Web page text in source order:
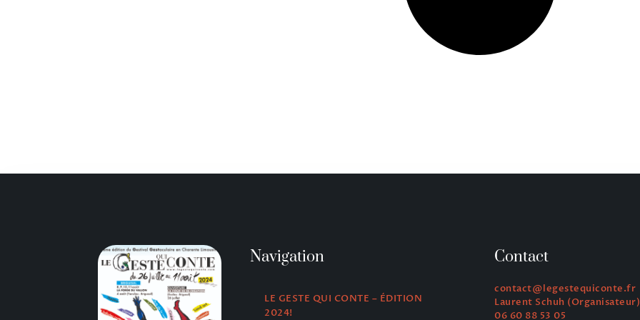
Navigation
LE GESTE QUI CONTE – ÉDITION
2024!
Contact
contact@legestequiconte.fr
Laurent Schuh
06 60 88 53 05